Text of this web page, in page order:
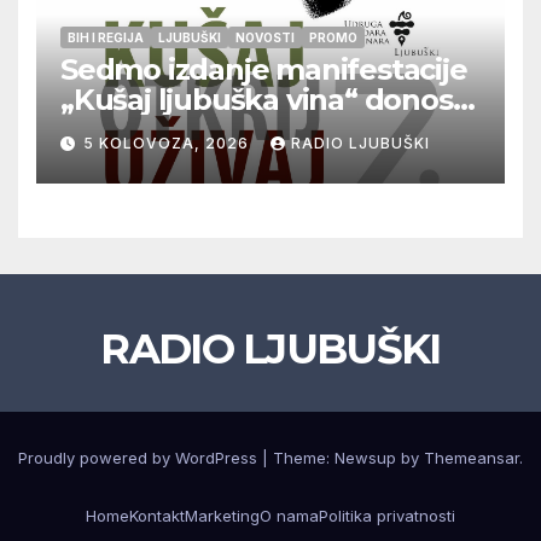
BIH I REGIJA LJUBUŠKI NOVOSTI PROMO
Sedmo izdanje manifestacije
„Kušaj ljubuška vina“ donosi
vrhunska vina, gastronomiju i
glazbu
5 KOLOVOZA, 2026 RADIO LJUBUŠKI
RADIO LJUBUŠKI
Proudly powered by WordPress Theme: Newsup by Themeansar.
HomeKontaktMarketingO namaPolitika privatnosti